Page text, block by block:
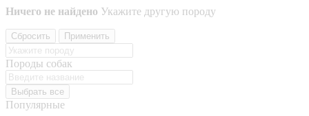
Ничего не найдено Укажите другую породу
Сбросить Применить
Породы собак
Выбрать все
Популярные